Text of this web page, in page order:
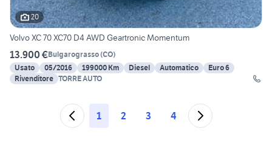
20
Volvo XC 70 XC70 D4 AWD Geartronic Momentum
13.900 €Bulgarograsso(CO)
Usato
05/2016 199000 Km Diesel Automatico
Euro 6
Rivenditore TORRE AUTO
1 2 3 4